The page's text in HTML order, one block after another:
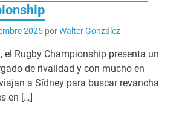
2025porWalter González
el Rugby Championship presenta un
de rivalidad y con mucho en
a Sídney para buscar revancha
en […]